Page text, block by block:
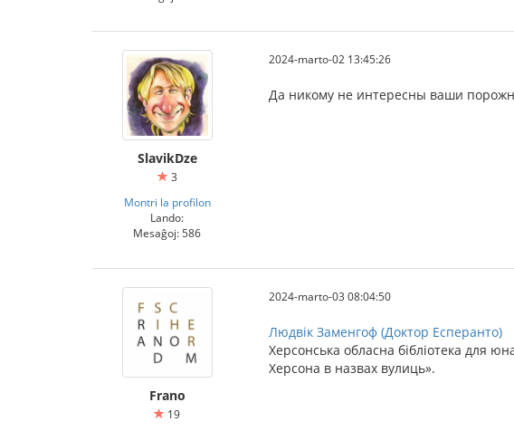
SlavikDze
3
Montri la profilon
Lando:
Mesaĝoj: 586
2024-marto-02 13:45:26
Да никому не интересны ваши
Frano
19
2024-marto-03 08:04:50
Людвік Заменгоф (Доктор Есперанто)
Херсонська обласна бібліотека для
Херсона в назвах вулиць».